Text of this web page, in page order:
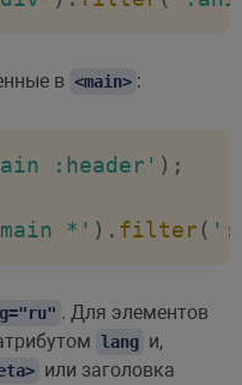
в <main> :
:header' ) ;
*' ) . filter (
. Для элементов
lang и,
или заголовка